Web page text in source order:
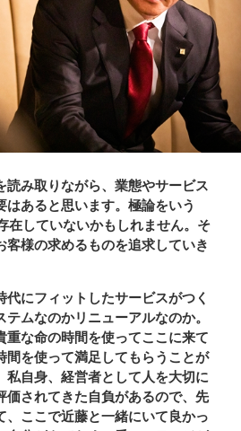
み取りながら、業態やサービス
はあると思います。極論をいう
在していないかもしれません。そ
客様の求めるものを追求していき
にフィットしたサービスがつく
ムなのかリニューアルなのか。
重な命の時間を使ってここに来て
間を使って満足してもらうことが
私自身、経営者として人を大切に
価されてきた自負があるので、先
、ここで近藤と一緒にいて良かっ